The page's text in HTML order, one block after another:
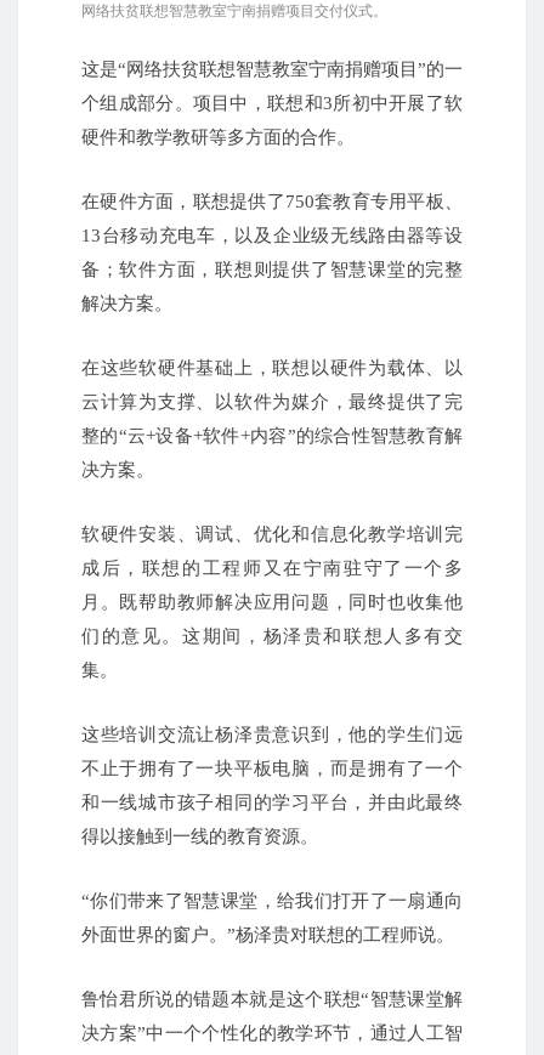
网络扶贫联想智慧教室宁南捐赠项目交付仪式。
这是“网络扶贫联想智慧教室宁南捐赠项目”的一
个组成部分。项目中，联想和3所初中开展了软
硬件和教学教研等多方面的合作。
在硬件方面，联想提供了750套教育专用平板、
13台移动充电车，以及企业级无线路由器等设
备；软件方面，联想则提供了智慧课堂的完整
解决方案。
在这些软硬件基础上，联想以硬件为载体、以
云计算为支撑、以软件为媒介，最终提供了完
整的“云+设备+软件+内容”的综合性智慧教育解
决方案。
软硬件安装、调试、优化和信息化教学培训完
成后，联想的工程师又在宁南驻守了一个多
月。既帮助教师解决应用问题，同时也收集他
们的意见。这期间，杨泽贵和联想人多有交
集。
这些培训交流让杨泽贵意识到，他的学生们远
不止于拥有了一块平板电脑，而是拥有了一个
和一线城市孩子相同的学习平台，并由此最终
得以接触到一线的教育资源。
“你们带来了智慧课堂，给我们打开了一扇通向
外面世界的窗户。”杨泽贵对联想的工程师说。
鲁怡君所说的错题本就是这个联想“智慧课堂解
决方案”中一个个性化的教学环节，通过人工智